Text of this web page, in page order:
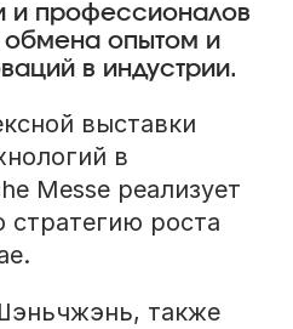
и профессионалов
обмена опытом и
в индустрии.
выставки
в
Messe реализует
роста
также